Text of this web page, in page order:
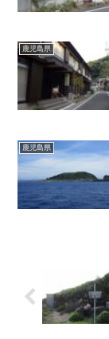
鹿児島県
鹿児島県